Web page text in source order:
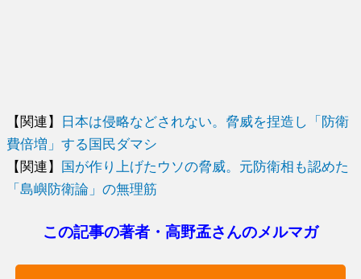
【関連】
日本は侵略などされない。脅威を捏造し「防衛
費倍増」する国民ダマシ
【関連】 国が作り上げたウソの脅威。元防衛相も認めた
「島嶼防衛論」の無理筋
この記事の著者・高野孟さんのメルマガ